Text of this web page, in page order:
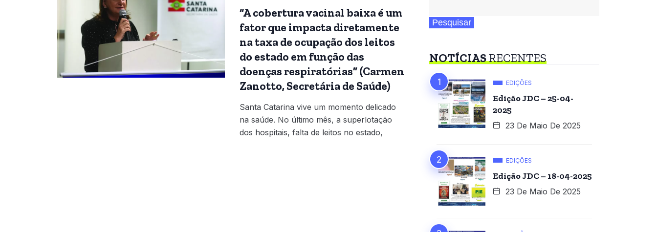
“A cobertura vacinal baixa é um
fator que impacta diretamente
na taxa de ocupação dos leitos
do estado em função das
doenças respiratórias” (Carmen
Zanotto, Secretária de Saúde)
Santa Catarina vive um momento delicado
na saúde. No último mês, a superlotação
dos hospitais, falta de leitos no estado,
Pesquisar
NOTÍCIASRECENTES
EDIÇÕES
Edição JDC – 25-04-
2025
23 De Maio De 2025
EDIÇÕES
Edição JDC – 18-04-2025
23 De Maio De 2025